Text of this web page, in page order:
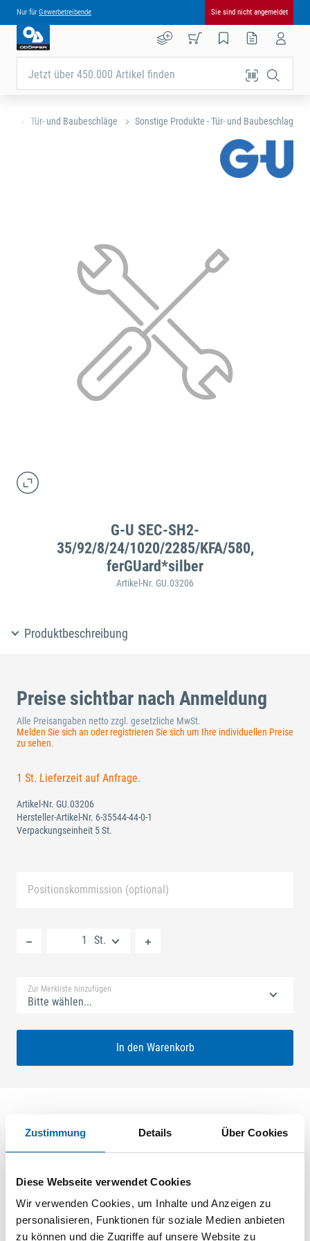
Zustimmung Details Über Cookies
Diese Webseite verwendet Cookies
Wir verwenden Cookies, um Inhalte und Anzeigen zu
personalisieren, Funktionen für soziale Medien anbieten
zu können und die Zugriffe auf unsere Website zu
Nur für Gewerbetreibende Sie sind nicht angemeldet
Jetzt über 450.000 Artikel finden
Tür- und Baubeschläge Sonstige Produkte - Tür- und Baubeschlag
G-U SEC-SH2-
35/92/8/24/1020/2285/KFA/580,
ferGUard*silber
Artikel-Nr. GU.03206
Produktbeschreibung
Preise sichtbar nach Anmeldung
Alle Preisangaben netto zzgl. gesetzliche MwSt.
Melden Sie sich an oder registrieren Sie sich um Ihre individuellen Preise
zu sehen.
1 St. Lieferzeit auf Anfrage.
Artikel-Nr. GU.03206
Hersteller-Artikel-Nr. 6-35544-44-0-1
Verpackungseinheit 5 St.
Positionskommission (optional)
St.
Zur Merkliste hinzufügen
Bitte wählen...
In den Warenkorb
Produktbeschreibung
Flachstulp 24x2,5mm L:2285,0mm Eckig Maße: A1 580,0mm
B1 760,0mm SKG** Mit Komfort-Falle ferGUard*silber